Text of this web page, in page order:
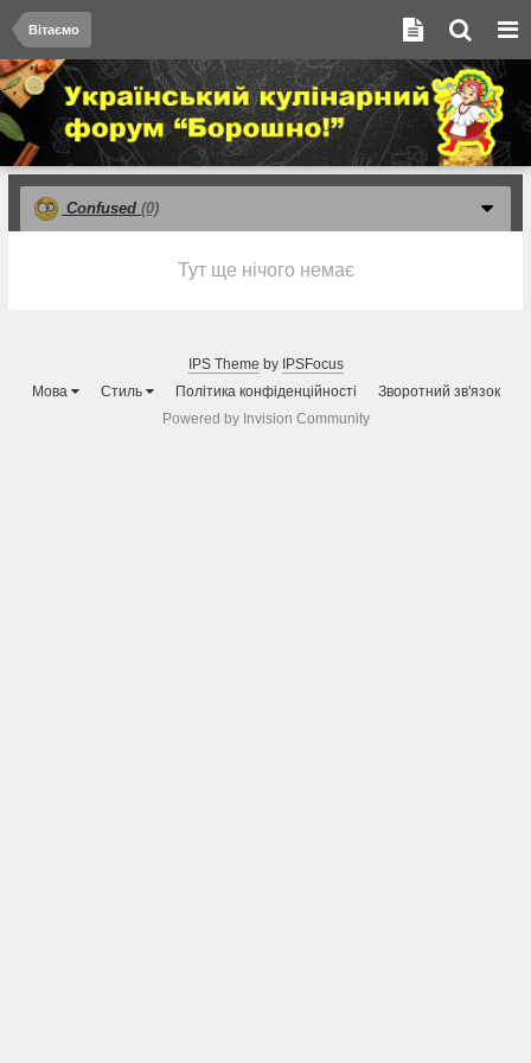
Вітаємо
Confused (0)
Тут ще нічого немає
IPS Theme by IPSFocus
Мова
Стиль Політика конфіденційності
Зворотний зв'язок
Powered by Invision Community